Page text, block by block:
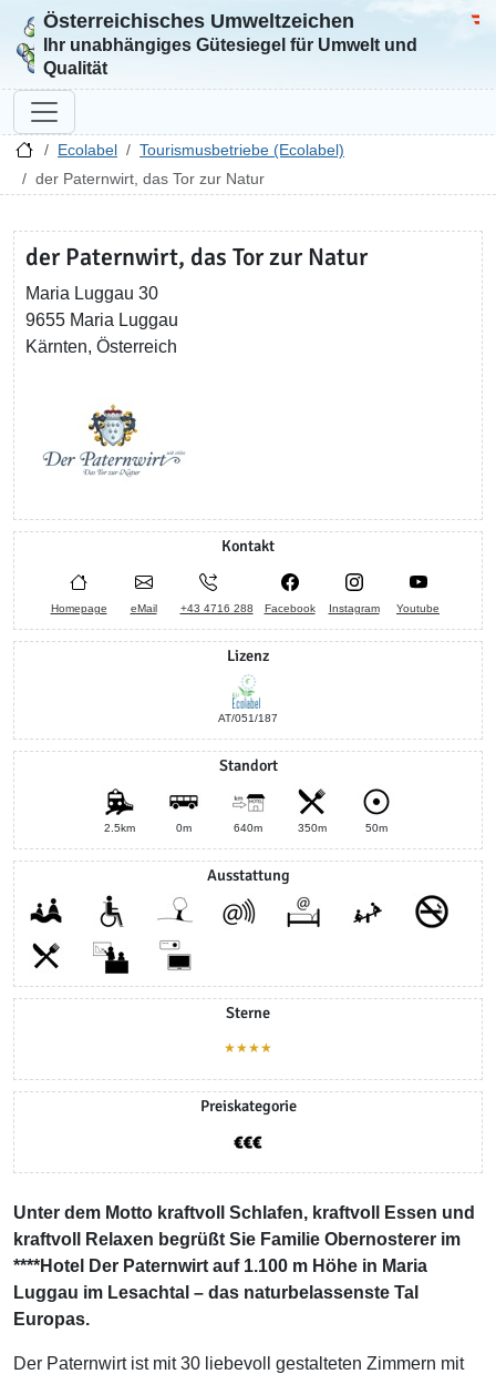
Zur Startseite
Österreichisches Umweltzeichen
Ihr unabhängiges Gütesiegel für Umwelt und
Qualität
Ecolabel
Tourismusbetriebe (Ecolabel)
der Paternwirt, das Tor zur Natur
der Paternwirt, das Tor zur Natur
Maria Luggau 30
9655 Maria Luggau
Kärnten, Österreich
Kontakt
Homepage eMail +43 4716 288 Facebook Instagram Youtube
Lizenz
AT/051/187
Standort
2.5km 0m 640m 350m 50m
Ausstattung
Sterne
★★★★
Preiskategorie
Unter dem Motto kraftvoll Schlafen, kraftvoll Essen und
kraftvoll Relaxen begrüßt Sie Familie Obernosterer im
****Hotel Der Paternwirt auf 1.100 m Höhe in Maria
Luggau im Lesachtal – das naturbelassenste Tal
Europas.
Der Paternwirt ist mit 30 liebevoll gestalteten Zimmern mit